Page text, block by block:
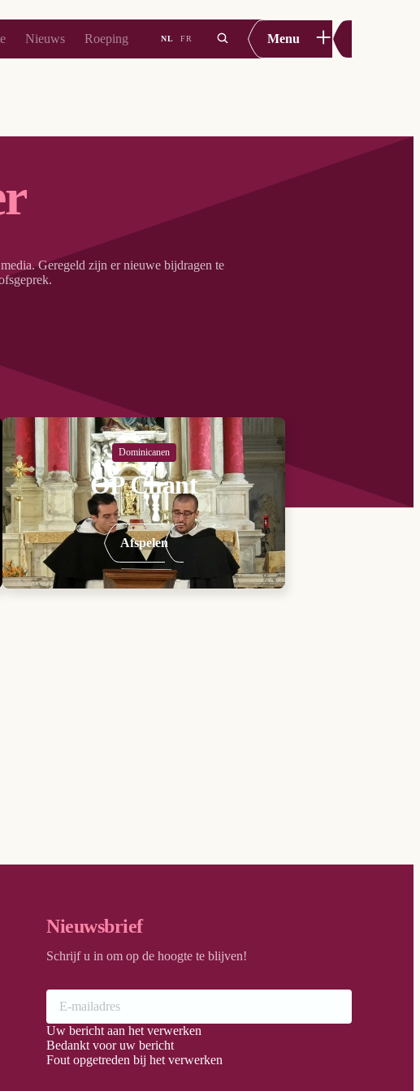
Nieuws Roeping NL FR Menu +
Geregeld zijn er nieuwe bijdragen te
Dominicanen
OP Chant
Afspelen
Nieuwsbrief
Schrijf u in om op de hoogte te blijven!
Uw bericht aan het verwerken
Bedankt voor uw bericht
Fout opgetreden bij het verwerken